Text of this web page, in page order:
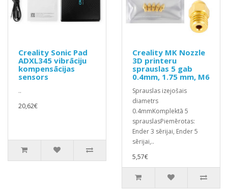
Creality Sonic Pad
ADXL345 vibrāciju
kompensācijas
sensors
..
20,62€
Creality MK Nozzle
3D printeru
sprauslas 5 gab
0.4mm, 1.75 mm, M6
Sprauslas izejošais
diametrs
0.4mmKomplektā 5
sprauslasPiemērotas:
Ender 3 sērijai, Ender 5
sērijai,..
5,57€